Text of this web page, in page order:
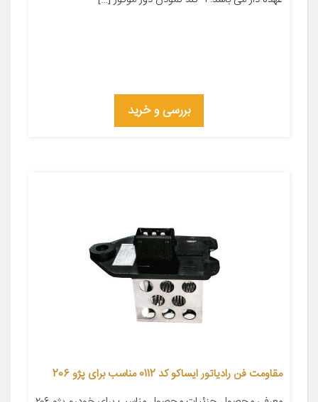
بررسی و خرید
مقاومت فن رادیاتور ایساکو کد 0112 مناسب برای پژو 206